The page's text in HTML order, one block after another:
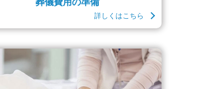
詳しくはこちら